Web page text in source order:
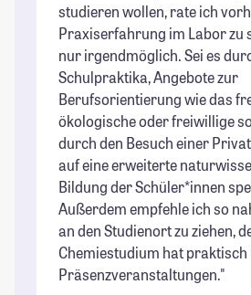
studieren wollen, rate ich
Praxiserfahrung im Labor zu
nur irgendmöglich. Sei es
Schulpraktika, Angebote zur
Berufsorientierung wie das
ökologische oder freiwillige
durch den Besuch einer
auf eine erweiterte
Bildung der Schüler*innen
Außerdem empfehle ich so
an den Studienort zu ziehen,
Chemiestudium hat
Präsenzveranstaltungen."